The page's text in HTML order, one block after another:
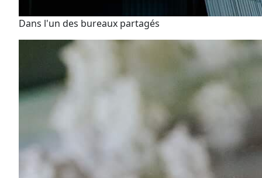
Dans l'un des bureaux partagés